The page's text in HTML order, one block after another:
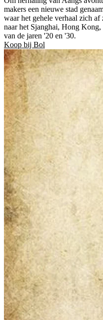
makers een nieuwe stad
waar het gehele verhaal zich af
naar het Sjanghai, Hong
van de jaren '20 en '30.
Koop bij Bol